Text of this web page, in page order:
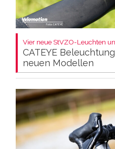
Vier neue StVZO-Leuchten
CATEYE
neuen Modellen